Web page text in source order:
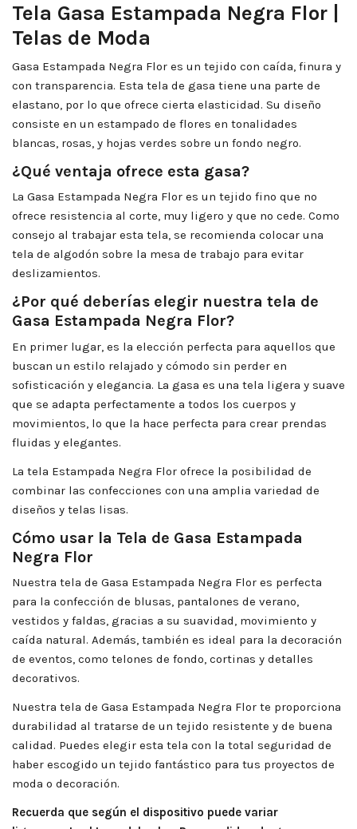
Tela Gasa Estampada Negra Flor |
Telas de Moda
Gasa Estampada Negra Flor es un tejido con caída, finura y
con transparencia. Esta tela de gasa tiene una parte de
elastano, por lo que ofrece cierta elasticidad. Su diseño
consiste en un estampado de flores en tonalidades
blancas, rosas, y hojas verdes sobre un fondo negro.
¿Qué ventaja ofrece esta gasa?
La Gasa Estampada Negra Flor es un tejido fino que no
ofrece resistencia al corte, muy ligero y que no cede. Como
consejo al trabajar esta tela, se recomienda colocar una
tela de algodón sobre la mesa de trabajo para evitar
deslizamientos.
¿Por qué deberías elegir nuestra tela de
Gasa Estampada Negra Flor?
En primer lugar, es la elección perfecta para aquellos que
buscan un estilo relajado y cómodo sin perder en
sofisticación y elegancia. La gasa es una tela ligera y suave
que se adapta perfectamente a todos los cuerpos y
movimientos, lo que la hace perfecta para crear prendas
fluidas y elegantes.
La tela Estampada Negra Flor ofrece la posibilidad de
combinar las confecciones con una amplia variedad de
diseños y telas lisas.
Cómo usar la Tela de Gasa Estampada
Negra Flor
Nuestra tela de Gasa Estampada Negra Flor es perfecta
para la confección de blusas, pantalones de verano,
vestidos y faldas, gracias a su suavidad, movimiento y
caída natural. Además, también es ideal para la decoración
de eventos, como telones de fondo, cortinas y detalles
decorativos.
Nuestra tela de Gasa Estampada Negra Flor te proporciona
durabilidad al tratarse de un tejido resistente y de buena
calidad. Puedes elegir esta tela con la total seguridad de
haber escogido un tejido fantástico para tus proyectos de
moda o decoración.
Recuerda que según el dispositivo puede variar